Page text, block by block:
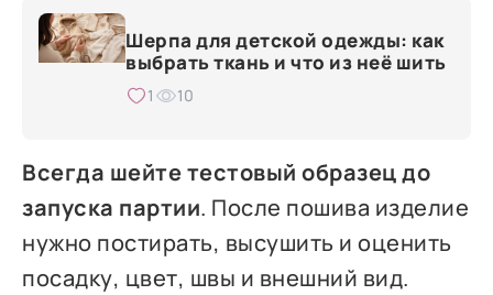
Шерпа для детской одежды: как
выбрать ткань и что из неё шить
1 10
Всегда шейте тестовый образец до
запуска партии. После пошива изделие
нужно постирать, высушить и оценить
посадку, цвет, швы и внешний вид.